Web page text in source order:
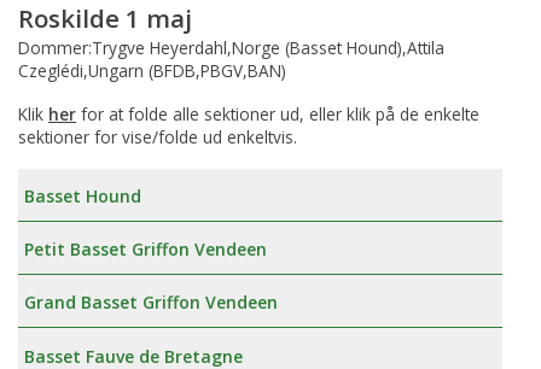
Roskilde 1 maj
Dommer:Trygve Heyerdahl,Norge (Basset Hound),Attila
Czeglédi,Ungarn (BFDB,PBGV,BAN)
Klik her for at folde alle sektioner ud, eller klik på de enkelte
sektioner for vise/folde ud enkeltvis.
Basset Hound
Petit Basset Griffon Vendeen
Grand Basset Griffon Vendeen
Basset Fauve de Bretagne